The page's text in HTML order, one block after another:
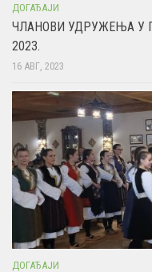
ДОГАЂАЈИ
ЧЛАНОВИ УДРУЖЕЊА У
2023.
16 АВГ, 2023
ДОГАЂАЈИ